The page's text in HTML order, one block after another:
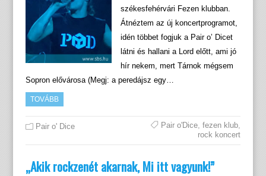
székesfehérvári Fezen klubban.
Átnéztem az új koncertprogramot,
idén többet fogjuk a Pair o’ Dicet
látni és hallani a Lord előtt, ami jó
hír nekem, mert Tárnok mégsem
Sopron elővárosa (Megj: a peredájsz egy…
TOVÁBB
Pair o' Dice Pair o'Dice,fezen klub,
rock koncert
„Akik rockzenét akarnak, Mi itt vagyunk!”